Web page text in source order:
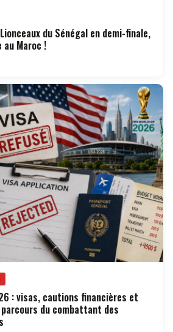
du Sénégal en demi-finale,
Maroc !
: visas, cautions financières et
du combattant des